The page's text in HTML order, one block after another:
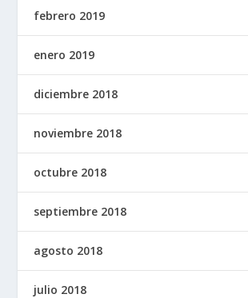
febrero 2019
enero 2019
diciembre 2018
noviembre 2018
octubre 2018
septiembre 2018
agosto 2018
julio 2018